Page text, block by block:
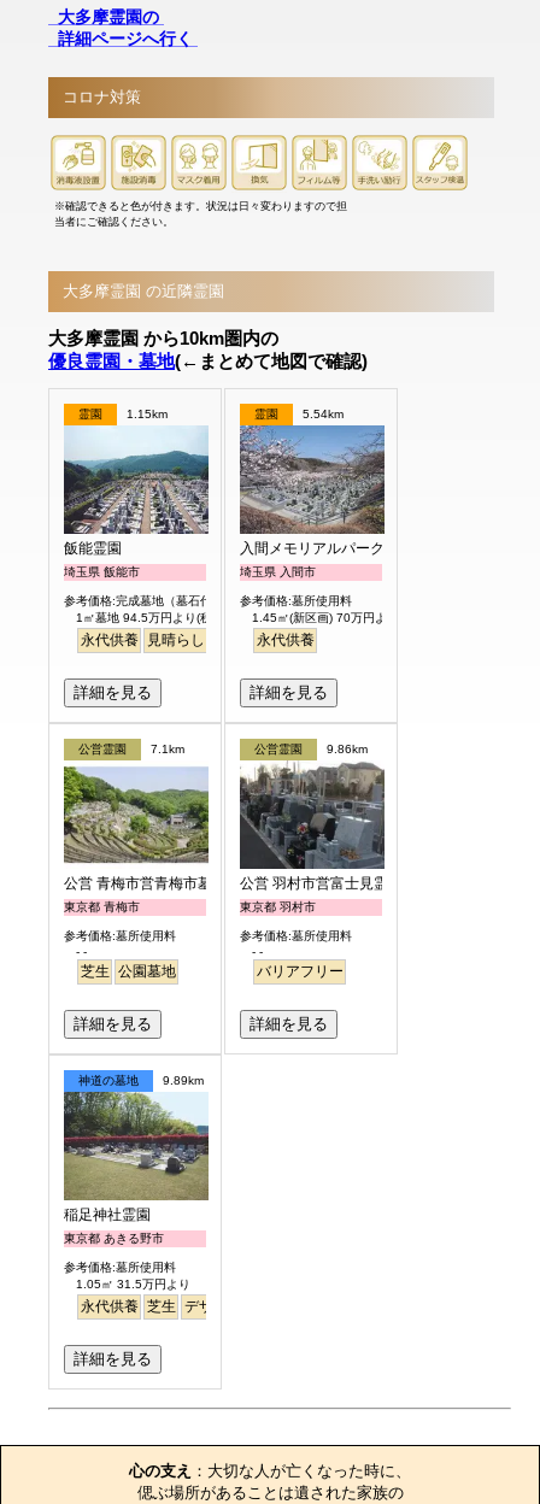
大多摩霊園の
詳細ページへ行く
コロナ対策
※確認できると色が付きます。状況は日々変わりますので担
当者にご確認ください。
大多摩霊園 の近隣霊園
大多摩霊園 から10km圏内の
優良霊園・墓地(←まとめて地図で確認)
霊園 1.15km
飯能霊園
埼玉県 飯能市
参考価格:完成墓地（墓石代含）
1㎡墓地 94.5万円より(税別)
永代供養 見晴らし・眺望
詳細を見る
霊園 5.54km
入間メモリアルパーク
埼玉県 入間市
参考価格:墓所使用料
1.45㎡(新区画) 70万円より
永代供養
詳細を見る
公営霊園 7.1km
公営 青梅市営青梅市墓地公園
東京都 青梅市
参考価格:墓所使用料
- -
芝生 公園墓地
詳細を見る
公営霊園 9.86km
公営 羽村市営富士見霊園
東京都 羽村市
参考価格:墓所使用料
- -
バリアフリー
詳細を見る
神道の墓地 9.89km
稲足神社霊園
東京都 あきる野市
参考価格:墓所使用料
1.05㎡ 31.5万円より
永代供養 芝生 デザイン
詳細を見る
心の支え ：大切な人が亡くなった時に、
偲ぶ場所があることは遺された家族の